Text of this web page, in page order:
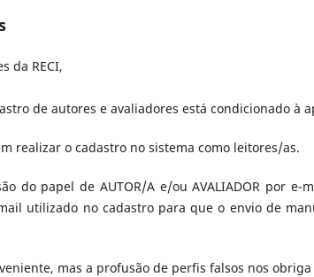
da RECI,
de autores e avaliadores está condicionado à
realizar o cadastro no sistema como leitores/as.
do papel de AUTOR/A e/ou AVALIADOR por e-
utilizado no cadastro para que o envio de
mas a profusão de perfis falsos nos